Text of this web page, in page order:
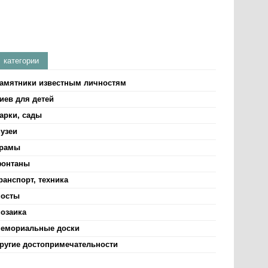
категории
известным личностям
для детей
сады
техника
доски
достопримечательности